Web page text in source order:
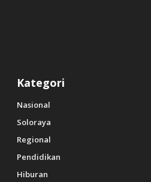
Kategori
Nasional
Soloraya
Regional
Pendidikan
Hiburan